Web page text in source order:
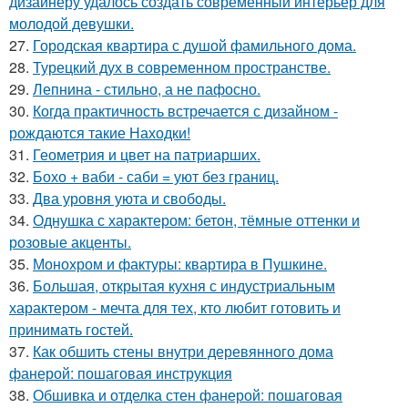
молодой девушки.
27. Городская квартира с душой фамильного дома.
28. Турецкий дух в современном пространстве.
29. Лепнина - стильно, а не пафосно.
30. Когда практичность встречается с дизайном -
рождаются такие Находки!
31. Геометрия и цвет на патриарших.
32. Бохо + ваби - саби = уют без границ.
33. Два уровня уюта и свободы.
34. Однушка с характером: бетон, тёмные оттенки и
розовые акценты.
35. Монохром и фактуры: квартира в Пушкине.
36. Большая, открытая кухня с индустриальным
характером - мечта для тех, кто любит готовить и
принимать гостей.
37. Как обшить стены внутри деревянного дома
фанерой: пошаговая инструкция
38. Обшивка и отделка стен фанерой: пошаговая